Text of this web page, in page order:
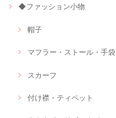
◆ファッション小物
帽子
マフラー・ストール・手袋
スカーフ
付け襟・ティペット